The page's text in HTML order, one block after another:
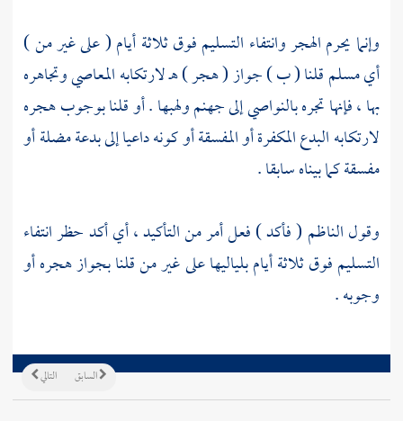
وإنما يحرم الهجر وانتفاء التسليم فوق ثلاثة أيام ( على غير من )
أي مسلم قلنا ( ب ) جواز ( هجر ) هـ لارتكابه المعاصي وتجاهره
بها ، فإنها تجره بالنواصي إلى جهنم ولهبها . أو قلنا بوجوب هجره
لارتكابه البدع المكفرة أو المفسقة أو كونه داعيا إلى بدعة مضلة أو
مفسقة كما بيناه سابقا .
وقول الناظم ( فأكد ) فعل أمر من التأكيد ، أي أكد حظر انتفاء
التسليم فوق ثلاثة أيام بلياليها على غير من قلنا بجواز هجره أو
وجوبه .
التالي السابق